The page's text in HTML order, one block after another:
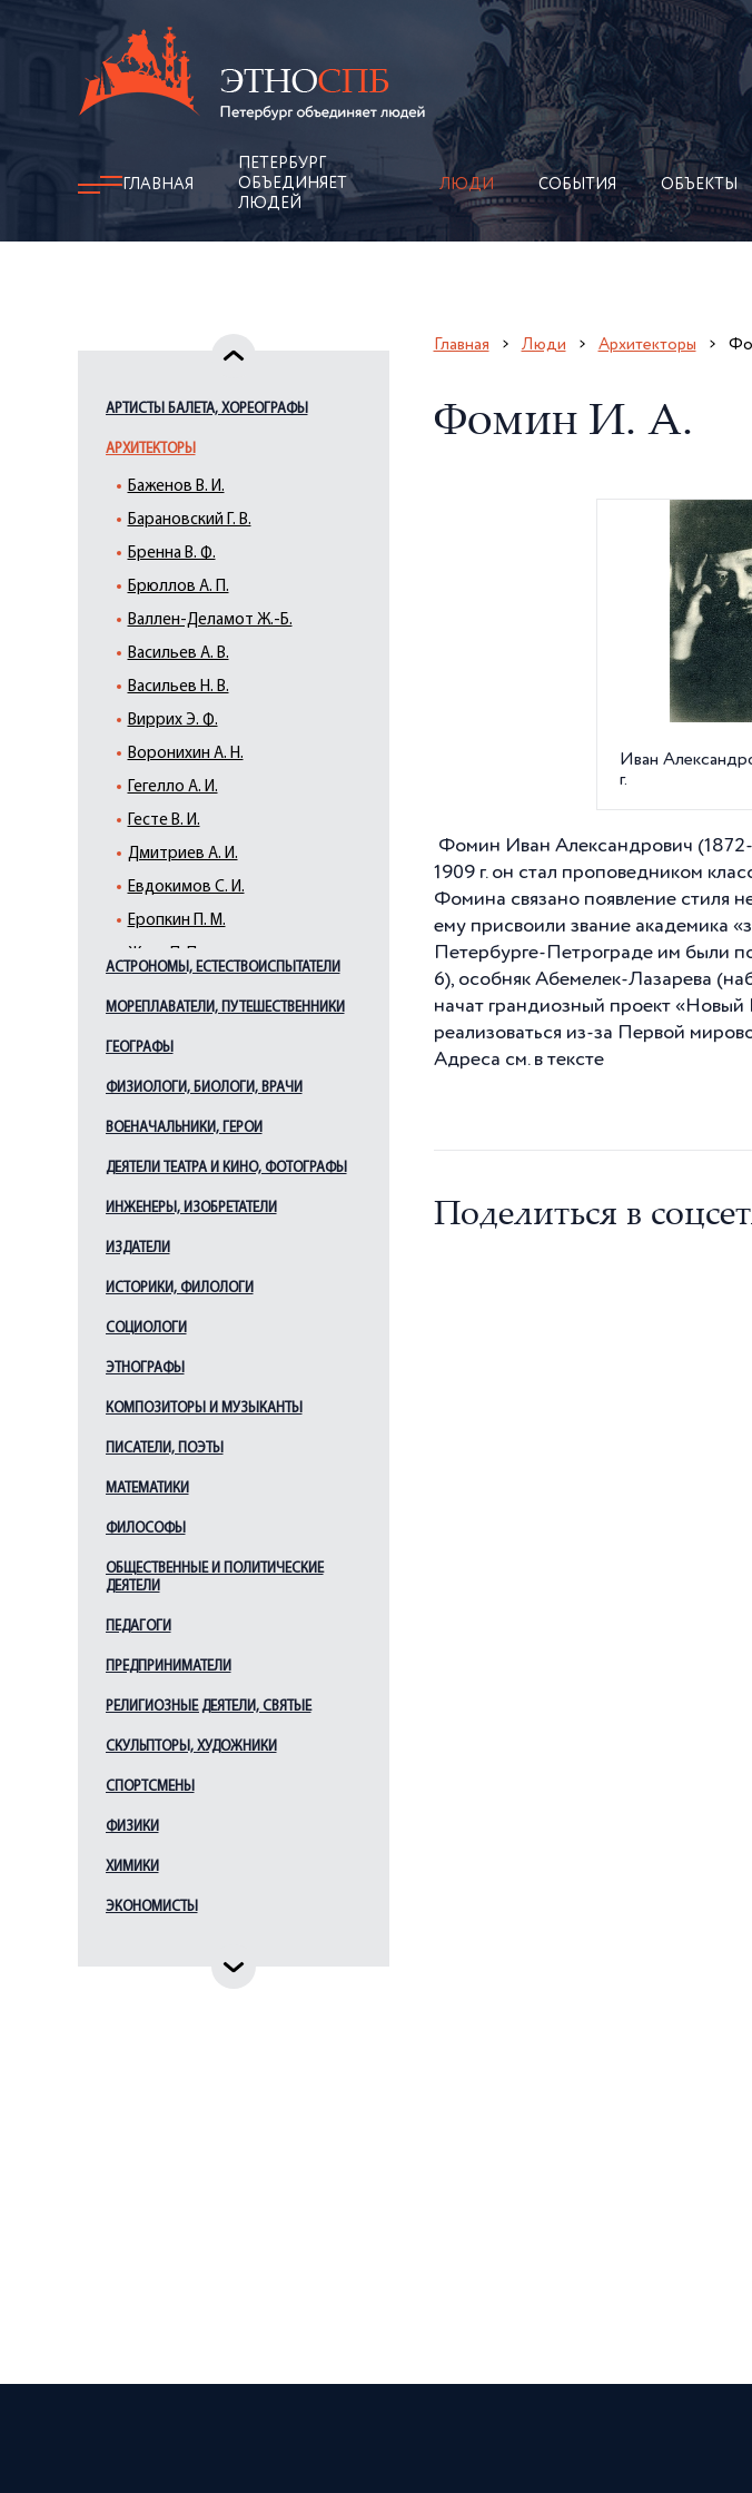
ГЛАВНАЯ
ПЕТЕРБУРГ
ОБЪЕДИНЯЕТ
ЛЮДЕЙ
ЛЮДИ СОБЫТИЯ ОБЪЕКТЫ
АРТИСТЫ БАЛЕТА, ХОРЕОГРАФЫ
АРХИТЕКТОРЫ
Баженов В. И.
Барановский Г. В.
Бренна В. Ф.
Брюллов А. П.
Валлен-Деламот Ж.-Б.
Васильев А. В.
Васильев Н. В.
Виррих Э. Ф.
Воронихин А. Н.
Гегелло А. И.
Гесте В. И.
Дмитриев А. И.
Евдокимов С. И.
Еропкин П. М.
Кавос А. К.
Каменский В. А.
Камерон Ч.
Кокоринов А. Ф.
Косяков В. А.
Лансере Н. Е.
Мельцер Р. Ф.
Менелас А. А.
Месмахер М. Е.
Парланд А. А.
Растрелли Б. Ф. (В.В.)
Ринальди А.
Свиньин В. Ф.
Старов И. Е.
Стасов В. П.
Таманян А. И.
АСТРОНОМЫ, ЕСТЕСТВОИСПЫТАТЕЛИ
МОРЕПЛАВАТЕЛИ, ПУТЕШЕСТВЕННИКИ
ГЕОГРАФЫ
ФИЗИОЛОГИ, БИОЛОГИ, ВРАЧИ
ВОЕНАЧАЛЬНИКИ, ГЕРОИ
ДЕЯТЕЛИ ТЕАТРА И КИНО, ФОТОГРАФЫ
ИНЖЕНЕРЫ, ИЗОБРЕТАТЕЛИ
ИЗДАТЕЛИ
ИСТОРИКИ, ФИЛОЛОГИ
СОЦИОЛОГИ
ЭТНОГРАФЫ
КОМПОЗИТОРЫ И МУЗЫКАНТЫ
ПИСАТЕЛИ, ПОЭТЫ
МАТЕМАТИКИ
ФИЛОСОФЫ
ОБЩЕСТВЕННЫЕ И ПОЛИТИЧЕСКИЕ
ДЕЯТЕЛИ
ПЕДАГОГИ
ПРЕДПРИНИМАТЕЛИ
РЕЛИГИОЗНЫЕ ДЕЯТЕЛИ, СВЯТЫЕ
СКУЛЬПТОРЫ, ХУДОЖНИКИ
СПОРТСМЕНЫ
ФИЗИКИ
ХИМИКИ
ЭКОНОМИСТЫ
Главная Люди Архитекторы
Фомин И. А.
Иван
г.
Фомин Иван Александрович
1909 г. он стал проповедником
Фомина связано появление стиля
ему присвоили звание академика
Петербурге-Петрограде им были
6), особняк Абемелек-Лазарева
начат грандиозный проект
реализоваться из-за Первой
Адреса см. в тексте
Поделиться в